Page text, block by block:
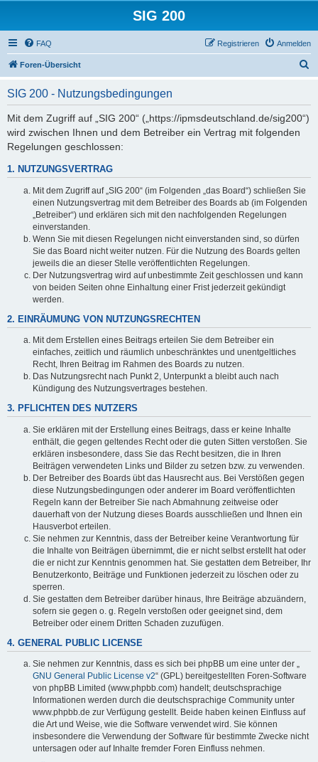
SIG 200
FAQ Anmelden
Registrieren
Foren-Übersicht
SIG 200 - Nutzungsbedingungen
Mit dem Zugriff auf „SIG 200“ („https://ipmsdeutschland.de/sig200“)
wird zwischen Ihnen und dem Betreiber ein Vertrag mit folgenden
Regelungen geschlossen:
1. NUTZUNGSVERTRAG
Mit dem Zugriff auf „SIG 200“ (im Folgenden „das Board“) schließen Sie
einen Nutzungsvertrag mit dem Betreiber des Boards ab (im Folgenden
„Betreiber“) und erklären sich mit den nachfolgenden Regelungen
einverstanden.
Wenn Sie mit diesen Regelungen nicht einverstanden sind, so dürfen
Sie das Board nicht weiter nutzen. Für die Nutzung des Boards gelten
jeweils die an dieser Stelle veröffentlichten Regelungen.
Der Nutzungsvertrag wird auf unbestimmte Zeit geschlossen und kann
von beiden Seiten ohne Einhaltung einer Frist jederzeit gekündigt
werden.
2. EINRÄUMUNG VON NUTZUNGSRECHTEN
Mit dem Erstellen eines Beitrags erteilen Sie dem Betreiber ein
einfaches, zeitlich und räumlich unbeschränktes und unentgeltliches
Recht, Ihren Beitrag im Rahmen des Boards zu nutzen.
Das Nutzungsrecht nach Punkt 2, Unterpunkt a bleibt auch nach
Kündigung des Nutzungsvertrages bestehen.
3. PFLICHTEN DES NUTZERS
Sie erklären mit der Erstellung eines Beitrags, dass er keine Inhalte
enthält, die gegen geltendes Recht oder die guten Sitten verstoßen. Sie
erklären insbesondere, dass Sie das Recht besitzen, die in Ihren
Beiträgen verwendeten Links und Bilder zu setzen bzw. zu verwenden.
Der Betreiber des Boards übt das Hausrecht aus. Bei Verstößen gegen
diese Nutzungsbedingungen oder anderer im Board veröffentlichten
Regeln kann der Betreiber Sie nach Abmahnung zeitweise oder
dauerhaft von der Nutzung dieses Boards ausschließen und Ihnen ein
Hausverbot erteilen.
Sie nehmen zur Kenntnis, dass der Betreiber keine Verantwortung für
die Inhalte von Beiträgen übernimmt, die er nicht selbst erstellt hat oder
die er nicht zur Kenntnis genommen hat. Sie gestatten dem Betreiber, Ihr
Benutzerkonto, Beiträge und Funktionen jederzeit zu löschen oder zu
sperren.
Sie gestatten dem Betreiber darüber hinaus, Ihre Beiträge abzuändern,
sofern sie gegen o. g. Regeln verstoßen oder geeignet sind, dem
Betreiber oder einem Dritten Schaden zuzufügen.
4. GENERAL PUBLIC LICENSE
Sie nehmen zur Kenntnis, dass es sich bei phpBB um eine unter der „
GNU General Public License v2“ (GPL) bereitgestellten Foren-Software
von phpBB Limited (www.phpbb.com) handelt; deutschsprachige
Informationen werden durch die deutschsprachige Community unter
www.phpbb.de zur Verfügung gestellt. Beide haben keinen Einfluss auf
die Art und Weise, wie die Software verwendet wird. Sie können
insbesondere die Verwendung der Software für bestimmte Zwecke nicht
untersagen oder auf Inhalte fremder Foren Einfluss nehmen.